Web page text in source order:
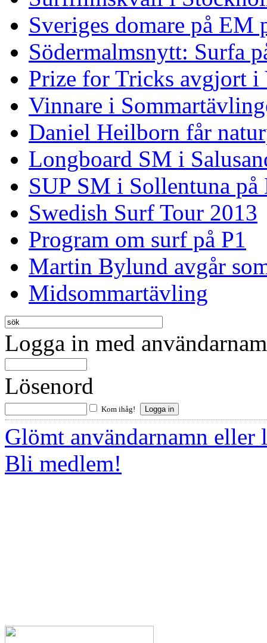
Sveriges domare på EM
Södermalmsnytt: Surfa
Prize for Tricks avgjort i
Vinnare i
Daniel Heilborn får
Longboard SM i
SUP SM i Sollentuna på
Swedish Surf Tour 2013
Program om surf på P1
Martin Bylund avgår
Midsommartävling
Logga in med
Lösenord
Kom ihåg!
Glömt användarnamn eller
Bli medlem!